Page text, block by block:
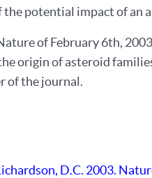
potential impact of an
of February 6th, 2003
origin of asteroid
of the journal.
D.C. 2003.